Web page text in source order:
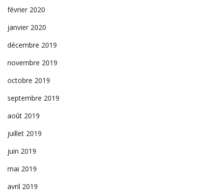
février 2020
janvier 2020
décembre 2019
novembre 2019
octobre 2019
septembre 2019
août 2019
juillet 2019
juin 2019
mai 2019
avril 2019